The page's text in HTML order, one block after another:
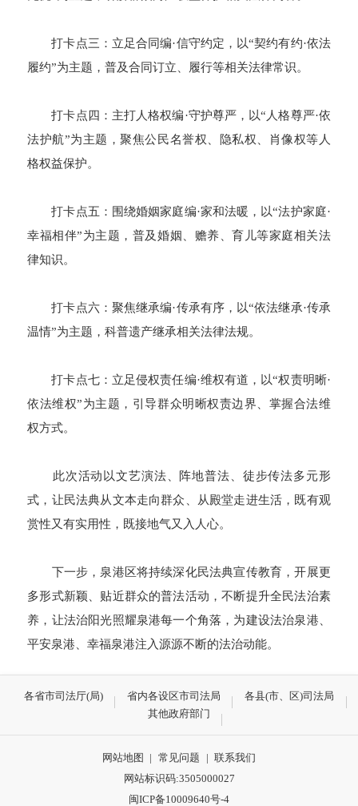
打卡点三：立足合同编·信守约定，以“契约有约·依法
履约”为主题，普及合同订立、履行等相关法律常识。
打卡点四：主打人格权编·守护尊严，以“人格尊严·依
法护航”为主题，聚焦公民名誉权、隐私权、肖像权等人
格权益保护。
打卡点五：围绕婚姻家庭编·家和法暖，以“法护家庭·
幸福相伴”为主题，普及婚姻、赡养、育儿等家庭相关法
律知识。
打卡点六：聚焦继承编·传承有序，以“依法继承·传承
温情”为主题，科普遗产继承相关法律法规。
打卡点七：立足侵权责任编·维权有道，以“权责明晰·
依法维权”为主题，引导群众明晰权责边界、掌握合法维
权方式。
此次活动以文艺演法、阵地普法、徒步传法多元形
式，让民法典从文本走向群众、从殿堂走进生活，既有观
赏性又有实用性，既接地气又入人心。
下一步，泉港区将持续深化民法典宣传教育，开展更
多形式新颖、贴近群众的普法活动，不断提升全民法治素
养，让法治阳光照耀泉港每一个角落，为建设法治泉港、
平安泉港、幸福泉港注入源源不断的法治动能。
各省市司法厅(局) 省内各设区市司法局
各县(市、区)司法局
其他政府部门
网站地图 | 常见问题 | 联系我们
网站标识码:3505000027
闽ICP备10009640号-4